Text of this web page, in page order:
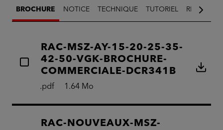
BROCHURE NOTICE TECHNIQUE TUTORIEL
RAC-MSZ-AY-15-20-25-35-
42-50-VGK-BROCHURE-
COMMERCIALE-DCR341B
.pdf 1.64 Mo
RAC-NOUVEAUX-MSZ-